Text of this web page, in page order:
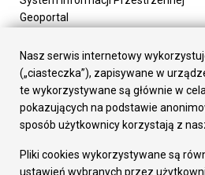
Geoportal
Załatw sprawę
Prezydent Miasta
Rada Miasta
Wydziały
Elektroniczna Skrzynka Podawcza
Gospodarka
Nasz serwis internetowy
(„ciasteczka”), zapisywane w
te wykorzystywane są głównie w
pokazujących na podstawie
sposób użytkownicy korzystają z
Pliki cookies wykorzystywane są
ustawień wybranych przez